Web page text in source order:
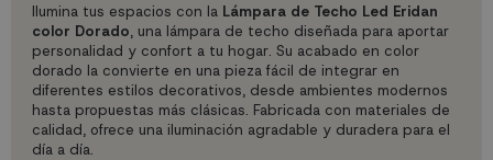
Ilumina tus espacios con la Lámpara de Techo Led Eridan
color Dorado, una lámpara de techo diseñada para aportar
personalidad y confort a tu hogar. Su acabado en color
dorado la convierte en una pieza fácil de integrar en
diferentes estilos decorativos, desde ambientes modernos
hasta propuestas más clásicas. Fabricada con materiales de
calidad, ofrece una iluminación agradable y duradera para el
día a día.